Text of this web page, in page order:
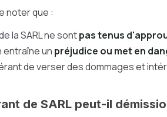
noter que :
la SARL ne sontpas tenus
entraîne un préjudice ou met en
de verser des dommages et
de SARL peut-il